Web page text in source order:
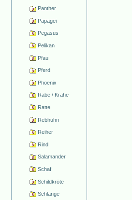
Panther
Papagei
Pegasus
Pelikan
Pfau
Pferd
Phoenix
Rabe / Krähe
Ratte
Rebhuhn
Reiher
Rind
Salamander
Schaf
Schildkröte
Schlange